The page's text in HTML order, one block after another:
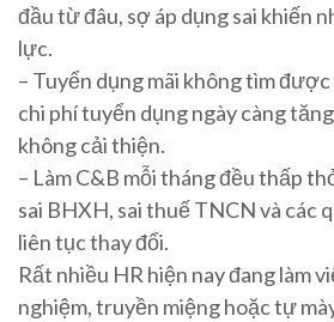
đầu từ đâu, sợ áp dụng sai khiến
lực.
– Tuyển dụng mãi không tìm
chi phí tuyển dụng ngày càng
không cải thiện.
– Làm C&B mỗi tháng đều thấp
sai BHXH, sai thuế TNCN và các
liên tục thay đổi.
Rất nhiều HR hiện nay đang làm
nghiệm, truyền miệng hoặc tự